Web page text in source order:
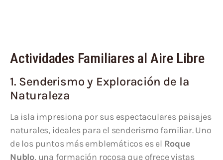
Actividades Familiares al Aire Libre
1. Senderismo y Exploración de la
Naturaleza
La isla impresiona por sus espectaculares paisajes
naturales, ideales para el senderismo familiar. Uno
de los puntos más emblemáticos es el Roque
Nublo, una formación rocosa que ofrece vistas